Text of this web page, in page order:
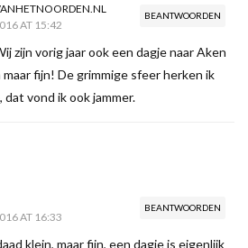
BEANTWOORDEN
AT 15:42
zijn vorig jaar ook een dagje naar Aken
fijn! De grimmige sfeer herken ik
vond ik ook jammer.
BEANTWOORDEN
AT 16:33
klein, maar fijn, een dagje is eigenlijk